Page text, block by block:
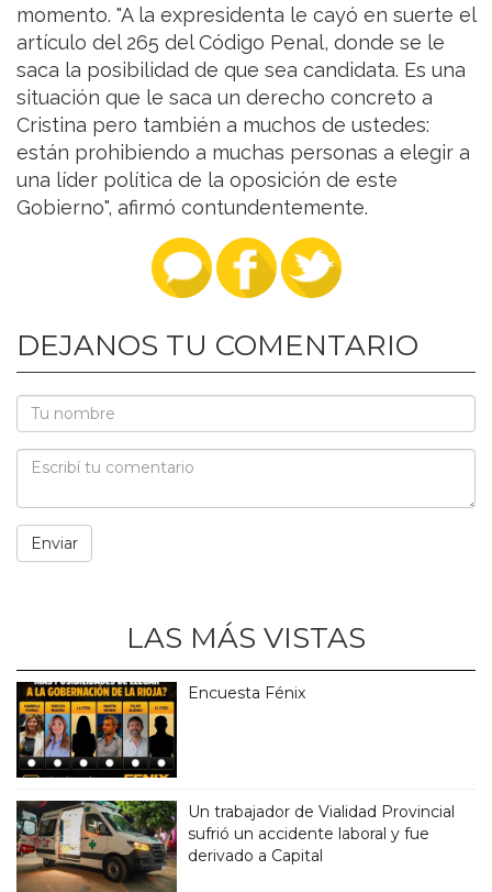
momento. "A la expresidenta le cayó en suerte el
artículo del 265 del Código Penal, donde se le
saca la posibilidad de que sea candidata. Es una
situación que le saca un derecho concreto a
Cristina pero también a muchos de ustedes:
están prohibiendo a muchas personas a elegir a
una líder política de la oposición de este
Gobierno", afirmó contundentemente.
DEJANOS TU COMENTARIO
LAS MÁS VISTAS
Encuesta Fénix
Un trabajador de Vialidad Provincial
sufrió un accidente laboral y fue
derivado a Capital